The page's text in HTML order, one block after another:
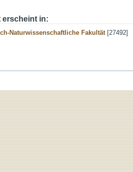
erscheint in:
Naturwissenschaftliche Fakultät[27492]